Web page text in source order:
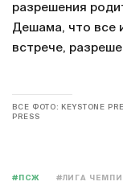
разрешения
Дешама, что все
встрече,
ВСЕ ФОТО: KEYSTONE
PRESS
#ПСЖ #ЛИГА